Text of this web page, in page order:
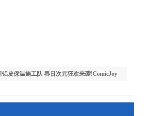
铝皮保温施工队 春日次元狂欢来袭!ComicJoy